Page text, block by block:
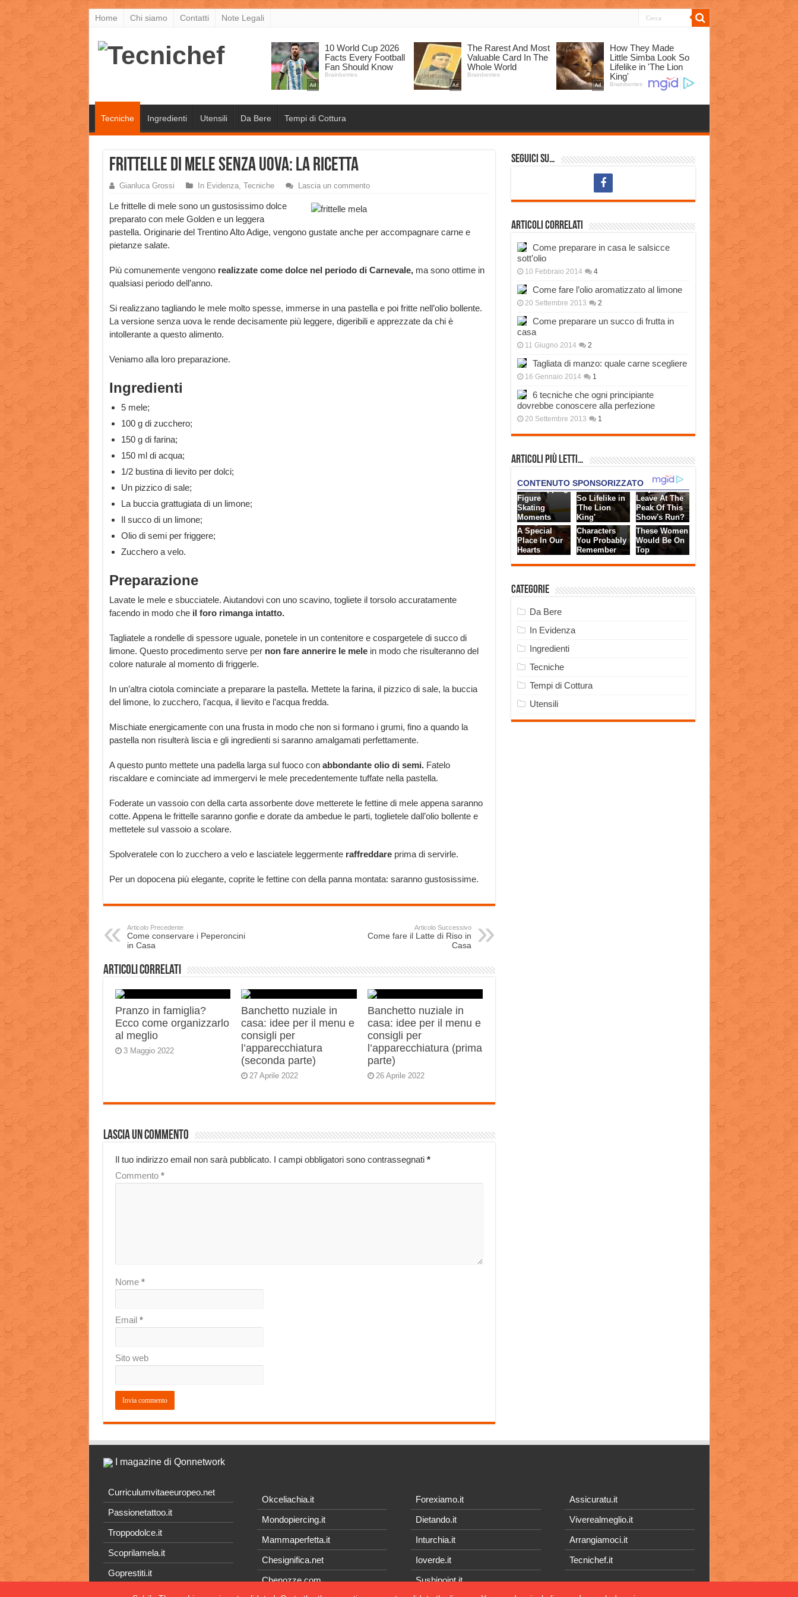
Home Chi siamo Contatti Note Legali
Tecniche Ingredienti Utensili Da Bere Tempi di Cottura
Frittelle di Mele senza Uova: la Ricetta
Gianluca Grossi In Evidenza, Tecniche Lascia un commento
Le frittelle di mele sono un gustosissimo dolce
preparato con mele Golden e un leggera
pastella. Originarie del Trentino Alto Adige, vengono gustate anche per accompagnare carne e
pietanze salate.
Più comunemente vengono realizzate come dolce nel periodo di Carnevale,ma sono ottime in
qualsiasi periodo dell’anno.
Si realizzano tagliando le mele molto spesse, immerse in una pastella e poi fritte nell’olio bollente.
La versione senza uova le rende decisamente più leggere, digeribili e apprezzate da chi è
intollerante a questo alimento.
Veniamo alla loro preparazione.
Ingredienti
5 mele;
100 g di zucchero;
150 g di farina;
150 ml di acqua;
1/2 bustina di lievito per dolci;
Un pizzico di sale;
La buccia grattugiata di un limone;
Il succo di un limone;
Olio di semi per friggere;
Zucchero a velo.
Preparazione
Lavate le mele e sbucciatele. Aiutandovi con uno scavino, togliete il torsolo accuratamente
facendo in modo che il foro rimanga intatto.
Tagliatele a rondelle di spessore uguale, ponetele in un contenitore e cospargetele di succo di
limone. Questo procedimento serve per non fare annerire le melein modo che risulteranno del
colore naturale al momento di friggerle.
In un’altra ciotola cominciate a preparare la pastella. Mettete la farina, il pizzico di sale, la buccia
del limone, lo zucchero, l’acqua, il lievito e l’acqua fredda.
Mischiate energicamente con una frusta in modo che non si formano i grumi, fino a quando la
pastella non risulterà liscia e gli ingredienti si saranno amalgamati perfettamente.
A questo punto mettete una padella larga sul fuoco con abbondante olio di semi.Fatelo
riscaldare e cominciate ad immergervi le mele precedentemente tuffate nella pastella.
Foderate un vassoio con della carta assorbente dove metterete le fettine di mele appena saranno
cotte. Appena le frittelle saranno gonfie e dorate da ambedue le parti, toglietele dall’olio bollente e
mettetele sul vassoio a scolare.
Spolveratele con lo zucchero a velo e lasciatele leggermente raffreddareprima di servirle.
Per un dopocena più elegante, coprite le fettine con della panna montata: saranno gustosissime.
Articolo Precedente
Come conservare i Peperoncini
in Casa
Articolo Successivo
Come fare il Latte di Riso in
Casa
Articoli correlati
Pranzo in famiglia?
Ecco come organizzarlo
al meglio
3 Maggio 2022
Banchetto nuziale in
casa: idee per il menu e
consigli per
l’apparecchiatura
(seconda parte)
27 Aprile 2022
Banchetto nuziale in
casa: idee per il menu e
consigli per
l’apparecchiatura (prima
parte)
26 Aprile 2022
Lascia un commento
Il tuo indirizzo email non sarà pubblicato. I campi obbligatori sono contrassegnati *
Commento *
Nome *
Email *
Sito web
Seguici su…
Articoli correlati
Come preparare in casa le salsicce
sott’olio
10 Febbraio 2014 4
Come fare l’olio aromatizzato al limone
20 Settembre 2013 2
Come preparare un succo di frutta in
casa
11 Giugno 2014 2
Tagliata di manzo: quale carne scegliere
16 Gennaio 2014 1
6 tecniche che ogni principiante
dovrebbe conoscere alla perfezione
20 Settembre 2013 1
Articoli più Letti…
Categorie
Da Bere
In Evidenza
Ingredienti
Tecniche
Tempi di Cottura
Utensili
I magazine di Qonnetwork
Curriculumvitaeeuropeo.net
Passionetattoo.it
Troppodolce.it
Scoprilamela.it
Goprestiti.it
Okceliachia.it
Mondopiercing.it
Mammaperfetta.it
Chesignifica.net
Chenozze.com
Forexiamo.it
Dietando.it
Inturchia.it
Ioverde.it
Sushipoint.it
Assicuratu.it
Viverealmeglio.it
Arrangiamoci.it
Tecnichef.it